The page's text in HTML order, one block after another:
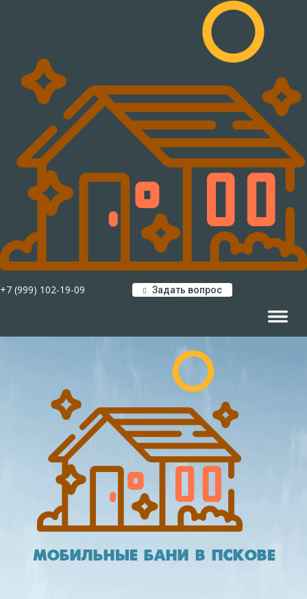
+7 (999) 102-19-09 Задать вопрос
МОБИЛЬНЫЕ БАНИ В ПСКОВЕ